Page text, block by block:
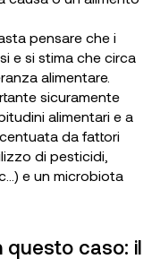
pensare che i
e si stima che circa
alimentare.
sicuramente
alimentari e a
da fattori
di pesticidi,
e un microbiota
questo caso: il